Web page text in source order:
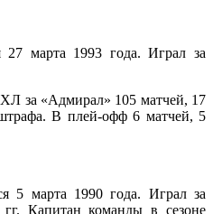
марта 1993 года. Играл за
за «Адмирал» 105 матчей, 17
В плей-офф 6 матчей, 5
5 марта 1990 года. Играл за
Капитан команды в сезоне